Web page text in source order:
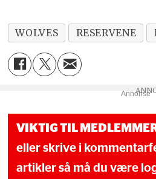
WOLVES RESERVENE
Annonse
VIKTIG TIL
eller skrive i
artikler så må du være